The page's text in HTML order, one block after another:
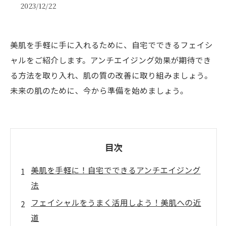
2023/12/22
美肌を手軽に手に入れるために、自宅でできるフェイシ
ャルをご紹介します。アンチエイジング効果が期待でき
る方法を取り入れ、肌の質の改善に取り組みましょう。
未来の肌のために、今から準備を始めましょう。
目次
美肌を手軽に！自宅でできるアンチエイジング
法
フェイシャルをうまく活用しよう！美肌への近
道